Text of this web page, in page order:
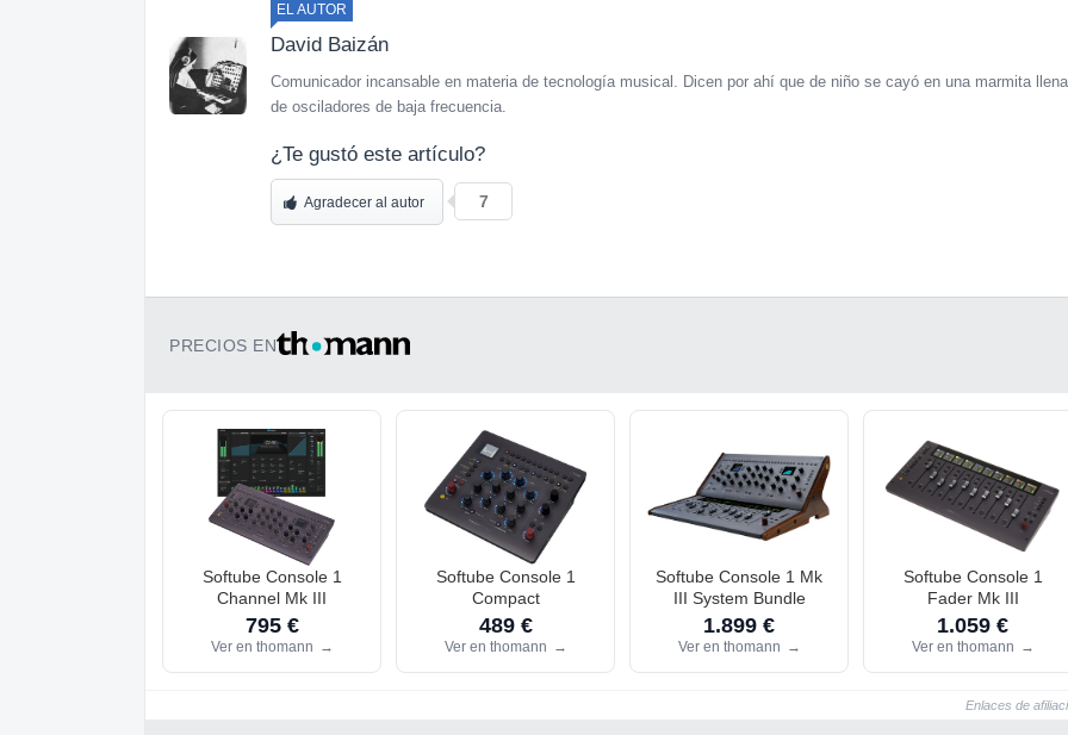
EL AUTOR
David Baizán
Comunicador incansable en materia de tecnología musical. Dicen por ahí que de niño se cayó en una marmita llena
de osciladores de baja frecuencia.
¿Te gustó este artículo?
Agradecer al autor 7
PRECIOS EN
Softube Console 1
Channel Mk III
795 €
Ver en thomann →
Softube Console 1
Compact
489 €
Ver en thomann →
Softube Console 1 Mk
III System Bundle
1.899 €
Ver en thomann →
Softube Console 1
Fader Mk III
1.059 €
Ver en thomann →
Enlaces de